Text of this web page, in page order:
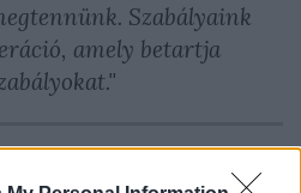
Szabályaink
amely betartja